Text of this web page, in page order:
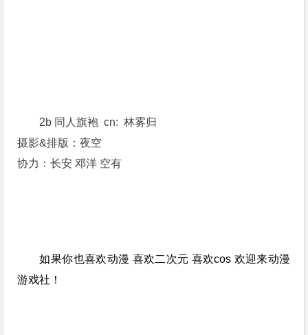
2b 同人旗袍 cn: 林雾归
摄影&排版：夜空
协力：长安 邓洋 空有
如果你也喜欢动漫 喜欢二次元 喜欢cos 欢迎来动漫
游戏社！